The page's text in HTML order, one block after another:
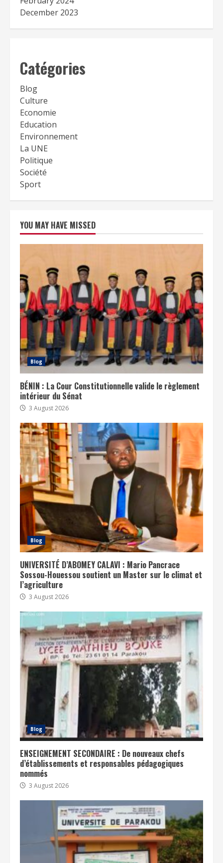
December 2023
Catégories
Blog
Culture
Economie
Education
Environnement
La UNE
Politique
Société
Sport
YOU MAY HAVE MISSED
Blog
BÉNIN : La Cour Constitutionnelle valide le règlement
intérieur du Sénat
3 August 2026
Blog
UNIVERSITÉ D’ABOMEY CALAVI : Mario Pancrace
Sossou-Houessou soutient un Master sur le climat et
l’agriculture
3 August 2026
Blog
ENSEIGNEMENT SECONDAIRE : De nouveaux chefs
d’établissements et responsables pédagogiques
nommés
3 August 2026